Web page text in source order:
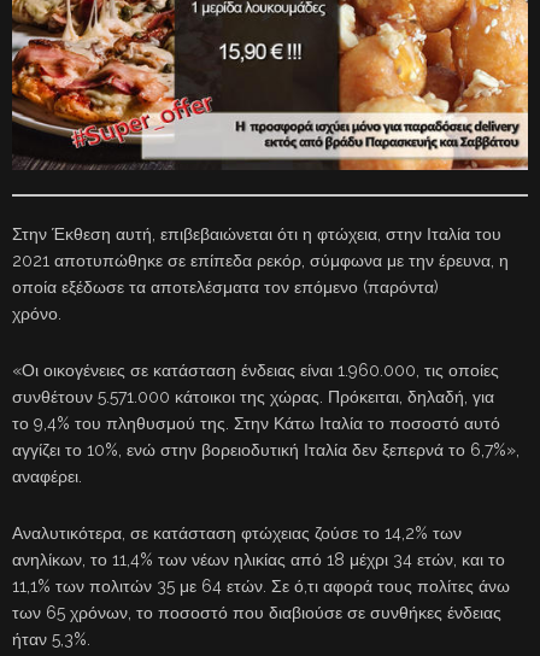
Στην Έκθεση αυτή, επιβεβαιώνεται ότι η φτώχεια, στην Ιταλία του
2021 αποτυπώθηκε σε επίπεδα ρεκόρ, σύμφωνα με την έρευνα, η
οποία εξέδωσε τα αποτελέσματα τον επόμενο (παρόντα)
χρόνο.
«Οι οικογένειες σε κατάσταση ένδειας είναι 1.960.000, τις οποίες
συνθέτουν 5.571.000 κάτοικοι της χώρας. Πρόκειται, δηλαδή, για
το 9,4% του πληθυσμού της. Στην Κάτω Ιταλία το ποσοστό αυτό
αγγίζει το 10%, ενώ στην βορειοδυτική Ιταλία δεν ξεπερνά το 6,7%»,
αναφέρει.
Αναλυτικότερα, σε κατάσταση φτώχειας ζούσε το 14,2% των
ανηλίκων, το 11,4% των νέων ηλικίας από 18 μέχρι 34 ετών, και το
11,1% των πολιτών 35 με 64 ετών. Σε ό,τι αφορά τους πολίτες άνω
των 65 χρόνων, το ποσοστό που διαβιούσε σε συνθήκες ένδειας
ήταν 5,3%.